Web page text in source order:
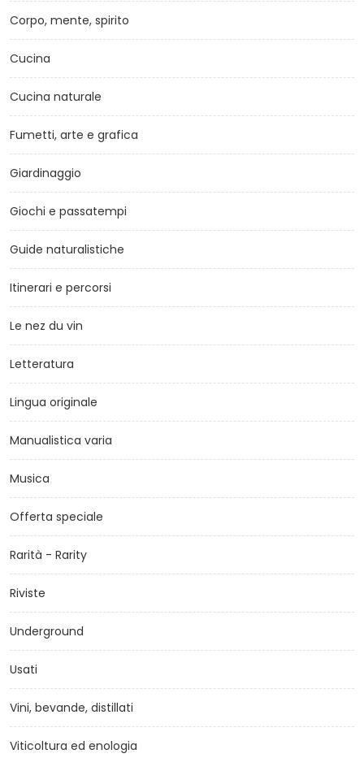
Corpo, mente, spirito
Cucina
Cucina naturale
Fumetti, arte e grafica
Giardinaggio
Giochi e passatempi
Guide naturalistiche
Itinerari e percorsi
Le nez du vin
Letteratura
Lingua originale
Manualistica varia
Musica
Offerta speciale
Rarità - Rarity
Riviste
Underground
Usati
Vini, bevande, distillati
Viticoltura ed enologia